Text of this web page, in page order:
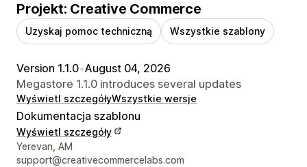
Projekt: Creative Commerce
Uzyskaj pomoc techniczną Wszystkie szablony
Version 1.1.0•August 04, 2026
Megastore 1.1.0 introduces several updates
Wyświetl szczegółyWszystkie wersje
Dokumentacja szablonu
Wyświetl szczegóły
Dane kontaktowe projektanta
Yerevan, AM
support@creativecommercelabs.com